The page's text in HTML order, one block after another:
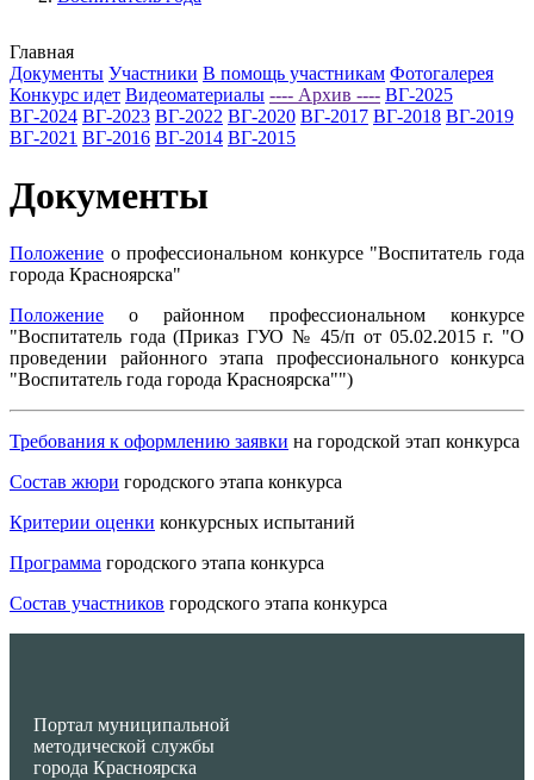
Главная
Документы Участники В помощь участникам Фотогалерея
Конкурс идет Видеоматериалы ---- Архив ---- ВГ-2025
ВГ-2024 ВГ-2023 ВГ-2022 ВГ-2020 ВГ-2017 ВГ-2018 ВГ-2019
ВГ-2021 ВГ-2016 ВГ-2014 ВГ-2015
Документы
Положение о профессиональном конкурсе "Воспитатель года
города Красноярска"
Положение о районном профессиональном конкурсе
"Воспитатель года (Приказ ГУО № 45/п от 05.02.2015 г. "О
проведении районного этапа профессионального конкурса
"Воспитатель года города Красноярска"")
Требования к оформлению заявки на городской этап конкурса
Состав жюри городского этапа конкурса
Критерии оценки конкурсных испытаний
Программа городского этапа конкурса
Состав участников городского этапа конкурса
Портал муниципальной
методической службы
города Красноярска